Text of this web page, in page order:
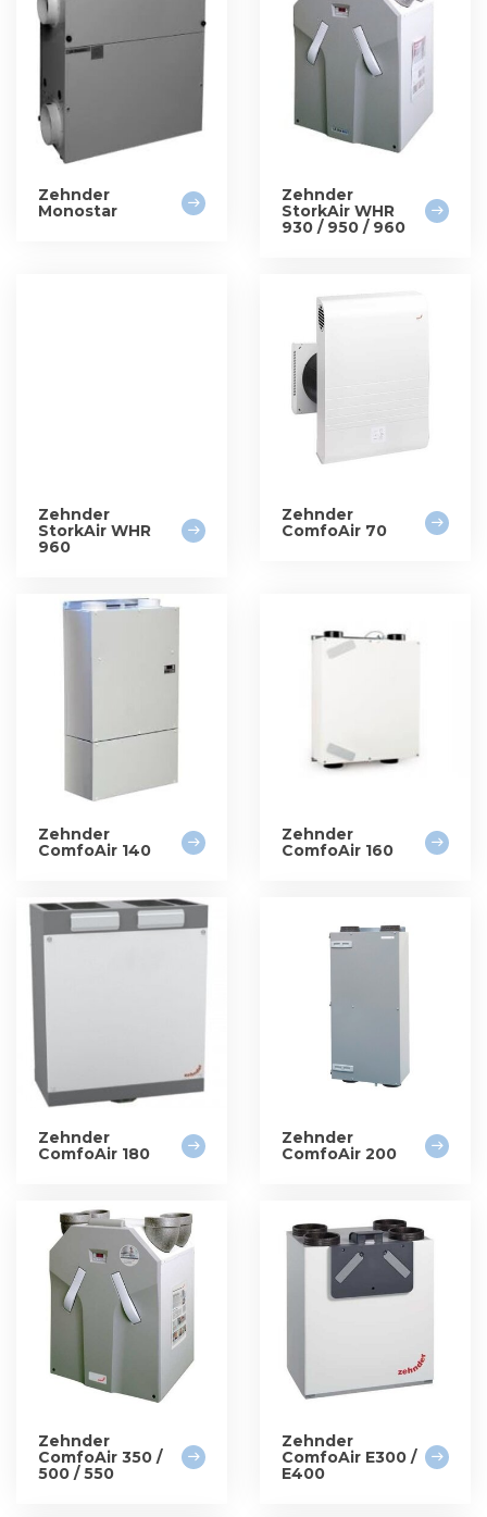
Zehnder
Monostar
Zehnder
StorkAir WHR
930 / 950 / 960
Zehnder
StorkAir WHR
960
Zehnder
ComfoAir 70
Zehnder
ComfoAir 140
Zehnder
ComfoAir 160
Zehnder
ComfoAir 180
Zehnder
ComfoAir 200
Zehnder
ComfoAir 350 /
500 / 550
Zehnder
ComfoAir E300 /
E400